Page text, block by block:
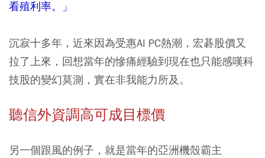
看殖利率。」
沉寂十多年，近來因為受惠AI PC熱潮，宏碁股價又
拉了上來，回想當年的慘痛經驗到現在也只能感嘆科
技股的變幻莫測，實在非我能力所及。
聽信外資調高可成目標價
另一個跟風的例子，就是當年的亞洲機殼霸主